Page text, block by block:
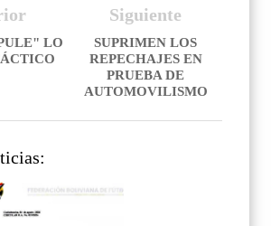
Siguiente
SUPRIMEN LOS
REPECHAJES EN
PRUEBA DE
AUTOMOVILISMO
LO